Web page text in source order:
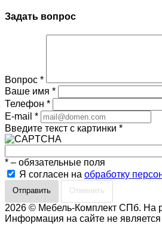
Задать вопрос
Вопрос *
Ваше имя *
Телефон *
E-mail *
Введите текст с картинки *
* – обязательные поля
Я согласен на обработку
Отменить
2026 © Мебель-Комплект СПб. На
Информация на сайте не